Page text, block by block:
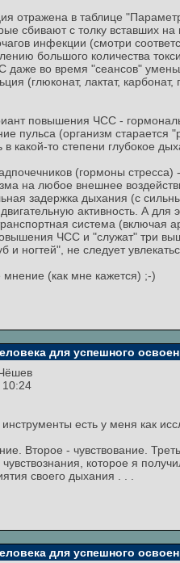
отражена в таблице
сбивают с толку вставших
инфекции (смотри
большого количества
во время "сеансов"
(глюконат, лактат,
повышения ЧСС -
пульса (организм старается
в какой-то степени глубокое
(гормоны
на любое внешнее
задержка дыхания (с
активность. А
система (включая
ЧСС и "служат" три
и ногтей", не следует
(как мне кажется) ;-)
для успешного
инструменты есть у меня как
Второе - чувствование.
чувствознания, которое я
своего дыхания . . .
для успешного